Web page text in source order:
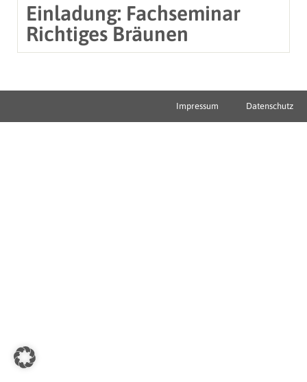
Einladung: Fachseminar
Richtiges Bräunen
Impressum Datenschutz